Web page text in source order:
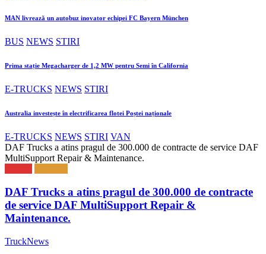
MAN livrează un autobuz inovator echipei FC Bayern München
BUS NEWS STIRI
Prima stație Megacharger de 1,2 MW pentru Semi în California
E-TRUCKS NEWS STIRI
Australia investește în electrificarea flotei Poștei naționale
E-TRUCKS NEWS STIRI VAN
DAF Trucks a atins pragul de 300.000 de contracte de service DAF
MultiSupport Repair & Maintenance.
DAF Trucks a atins pragul de 300.000 de contracte
de service DAF MultiSupport Repair &
Maintenance.
TruckNews